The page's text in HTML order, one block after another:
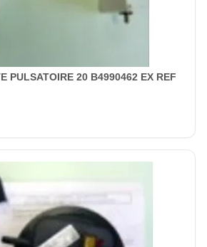
PULSATOIRE 20 B4990462 EX REF